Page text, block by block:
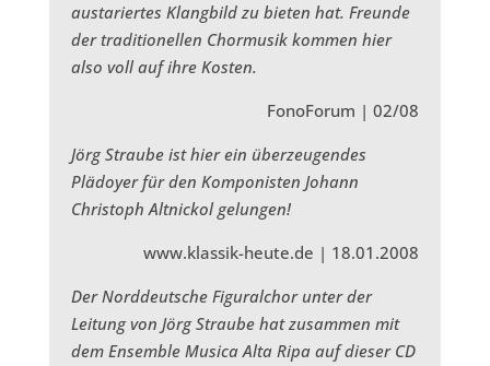
austariertes Klangbild zu bieten hat. Freunde
der traditionellen Chormusik kommen hier
also voll auf ihre Kosten.
FonoForum | 02/08
Jörg Straube ist hier ein überzeugendes
Plädoyer für den Komponisten Johann
Christoph Altnickol gelungen!
www.klassik-heute.de | 18.01.2008
Der Norddeutsche Figuralchor unter der
Leitung von Jörg Straube hat zusammen mit
dem Ensemble Musica Alta Ripa auf dieser CD